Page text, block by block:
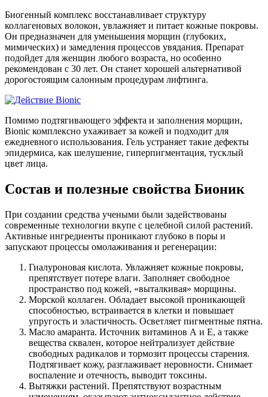
Биогенный комплекс восстанавливает структуру
коллагеновых волокон, увлажняет и питает кожные покровы.
Он предназначен для уменьшения морщин (глубоких,
мимических) и замедления процессов увядания. Препарат
подойдет для женщин любого возраста, но особенно
рекомендован с 30 лет. Он станет хорошей альтернативой
дорогостоящим салонным процедурам лифтинга.
Помимо подтягивающего эффекта и заполнения морщин,
Bionic комплексно ухаживает за кожей и подходит для
ежедневного использования. Гель устраняет такие дефекты
эпидермиса, как шелушение, гиперпигментация, тусклый
цвет лица.
Состав и полезные свойства Бионик
При создании средства учеными были задействованы
современные технологии вкупе с целебной силой растений.
Активные ингредиенты проникают глубоко в поры и
запускают процессы омолаживания и регенерации:
Гиалуроновая кислота. Увлажняет кожные покровы,
препятствует потере влаги. Заполняет свободное
пространство под кожей, «выталкивая» морщины.
Морской коллаген. Обладает высокой проникающей
способностью, встраивается в клетки и повышает
упругость и эластичность. Осветляет пигментные пятна.
Масло амаранта. Источник витаминов А и Е, а также
вещества сквален, которое нейтрализует действие
свободных радикалов и тормозит процессы старения.
Подтягивает кожу, разглаживает неровности. Снимает
воспаление и отечность, выводит токсины.
Вытяжки растений. Препятствуют возрастным